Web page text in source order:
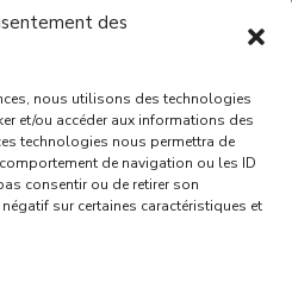
des
nous utilisons des technologies
et/ou accéder aux informations des
technologies nous permettra de
de navigation ou les ID
consentir ou de retirer son
sur certaines caractéristiques et
devenir une entreprise
: un premier processus
wallonne dans la
sa transition vers la